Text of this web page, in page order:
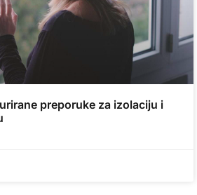
preporuke za izolaciju i